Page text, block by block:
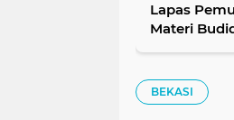
Lapas
Materi
BEKASI